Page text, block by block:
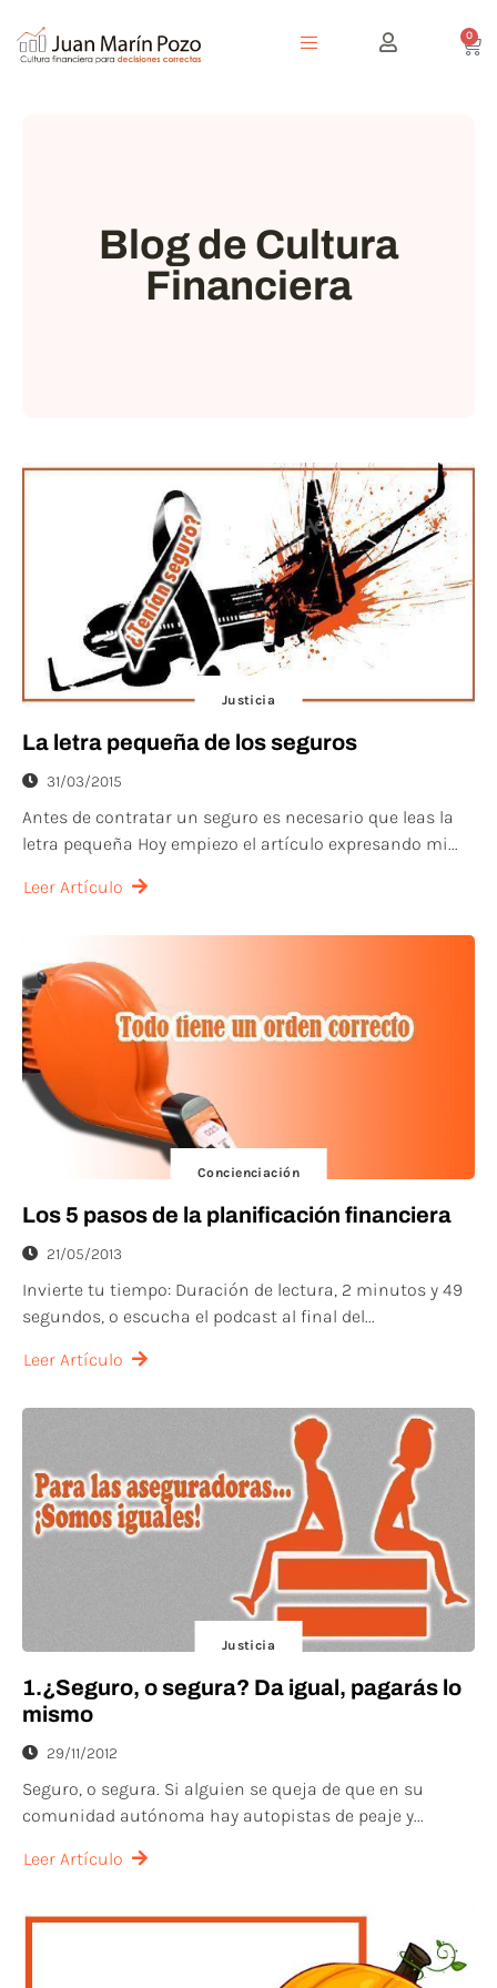
0
Blog de Cultura
Financiera
Justicia
La letra pequeña de los seguros
31/03/2015
Antes de contratar un seguro es necesario que leas la
letra pequeña Hoy empiezo el artículo expresando mi...
Leer Artículo
Concienciación
Los 5 pasos de la planificación financiera
21/05/2013
Invierte tu tiempo: Duración de lectura, 2 minutos y 49
segundos, o escucha el podcast al final del...
Leer Artículo
Justicia
1.¿Seguro, o segura? Da igual, pagarás lo
mismo
29/11/2012
Seguro, o segura. Si alguien se queja de que en su
comunidad autónoma hay autopistas de peaje y...
Leer Artículo